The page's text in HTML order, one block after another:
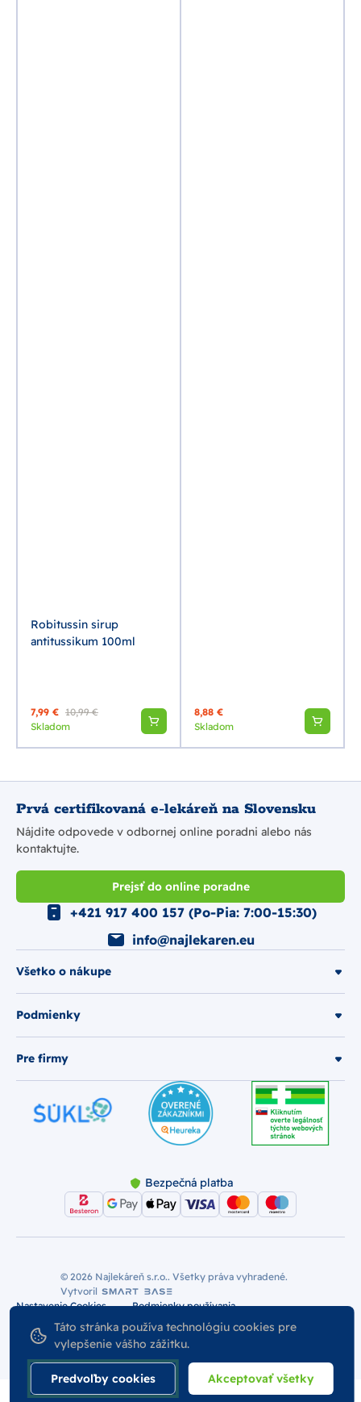
Robitussin sirup
antitussikum 100ml
7,99 € 10,99 €
Skladom
8,88 €
Skladom
Prvá certifikovaná e-lekáreň na Slovensku
Nájdite odpovede v odbornej online poradni alebo nás
kontaktujte.
Prejsť do online poradne
Všetko o nákupe
Podmienky
Pre firmy
+421 917 400 157 (Po-Pia: 7:00-15:30)
info@najlekaren.eu
Bezpečná platba
© 2026 Najlekáreň s.r.o.. Všetky práva vyhradené.
Vytvoril
Nastavenie Cookies
Podmienky používania
Odstúpiť od zmluvy
Táto stránka používa technológiu cookies pre
vylepšenie vášho zážitku.
Predvoľby cookies Akceptovať všetky